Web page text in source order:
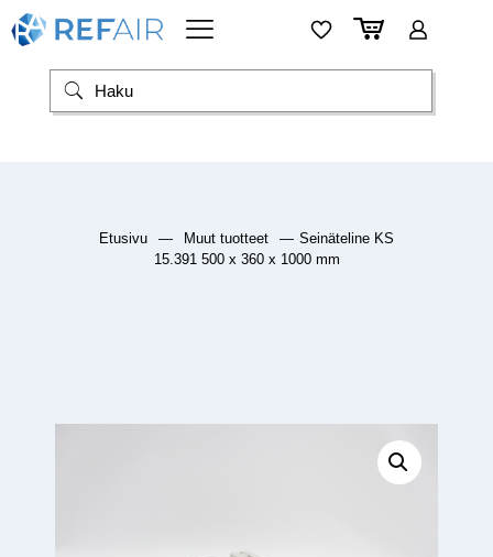
Etusivu — Muut tuotteet — Seinäteline KS
15.391 500 x 360 x 1000 mm